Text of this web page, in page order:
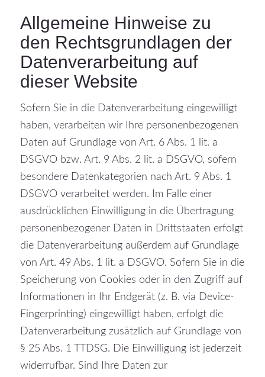
Allgemeine Hinweise zu
den Rechtsgrundlagen der
Datenverarbeitung auf
dieser Website
Sofern Sie in die Datenverarbeitung eingewilligt
haben, verarbeiten wir Ihre personenbezogenen
Daten auf Grundlage von Art. 6 Abs. 1 lit. a
DSGVO bzw. Art. 9 Abs. 2 lit. a DSGVO, sofern
besondere Datenkategorien nach Art. 9 Abs. 1
DSGVO verarbeitet werden. Im Falle einer
ausdrücklichen Einwilligung in die Übertragung
personenbezogener Daten in Drittstaaten erfolgt
die Datenverarbeitung außerdem auf Grundlage
von Art. 49 Abs. 1 lit. a DSGVO. Sofern Sie in die
Speicherung von Cookies oder in den Zugriff auf
Informationen in Ihr Endgerät (z. B. via Device-
Fingerprinting) eingewilligt haben, erfolgt die
Datenverarbeitung zusätzlich auf Grundlage von
§ 25 Abs. 1 TTDSG. Die Einwilligung ist jederzeit
widerrufbar. Sind Ihre Daten zur